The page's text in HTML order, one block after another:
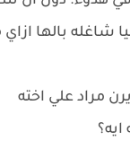
شاغله بالها
مراد علي اخته
ايه؟